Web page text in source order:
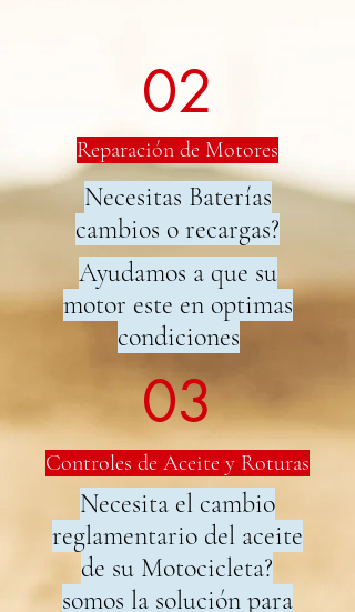
02
Reparación de Motores
Necesitas Baterías
cambios o recargas?
Ayudamos a que su
motor este en optimas
condiciones
03
Controles de Aceite y Roturas
Necesita el cambio
reglamentario del aceite
de su Motocicleta?
somos la solución para